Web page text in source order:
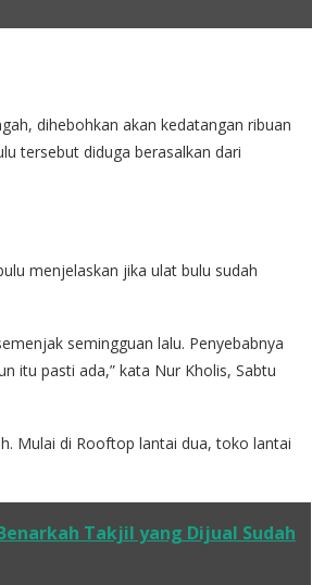
dihebohkan akan kedatangan ribuan
tersebut diduga berasalkan dari
menjelaskan jika ulat bulu sudah
semingguan lalu. Penyebabnya
itu pasti ada,” kata Nur Kholis, Sabtu
Mulai di Rooftop lantai dua, toko lantai
Takjil yang Dijual Sudah